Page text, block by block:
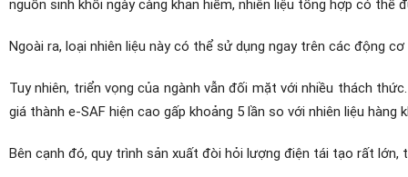
nguồn sinh khối ngày càng khan hiếm, nhiên liệu tổng hợp có thể
Ngoài ra, loại nhiên liệu này có thể sử dụng ngay trên các động
Tuy nhiên, triển vọng của ngành vẫn đối mặt với nhiều thách
giá thành e-SAF hiện cao gấp khoảng 5 lần so với nhiên liệu hàng
Bên cạnh đó, quy trình sản xuất đòi hỏi lượng điện tái tạo rất lớn,